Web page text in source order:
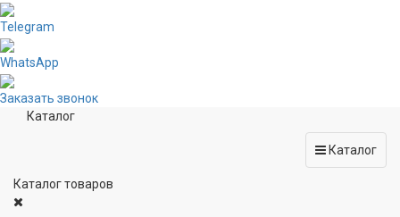
Telegram
WhatsApp
Заказать звонок
Каталог
Каталог
Каталог товаров